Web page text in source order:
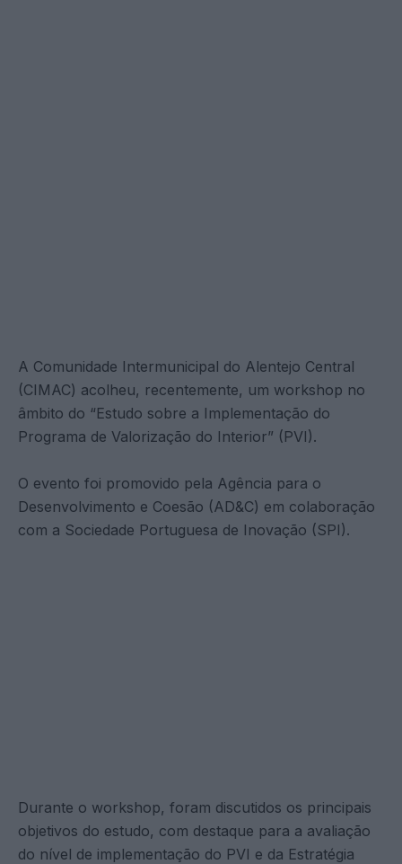
A Comunidade Intermunicipal do Alentejo Central
(CIMAC) acolheu, recentemente, um workshop no
âmbito do “Estudo sobre a Implementação do
Programa de Valorização do Interior” (PVI).
O evento foi promovido pela Agência para o
Desenvolvimento e Coesão (AD&C) em colaboração
com a Sociedade Portuguesa de Inovação (SPI).
Durante o workshop, foram discutidos os principais
objetivos do estudo, com destaque para a avaliação
do nível de implementação do PVI e da Estratégia